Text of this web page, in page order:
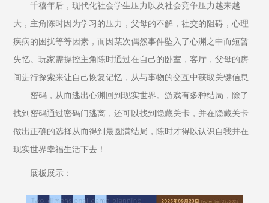
千禧年后，现代化社会学生压力以及社会竞争压力越来越
大，主角陈时因为学习的压力，父母的不解，社交的阻碍，心理
疾病的困扰等等因素，而因某次偶然事件坠入了心渊之中而短暂
失忆。玩家需操控主角陈时通过在自己的卧室，客厅，父母的房
间进行探索来让自己恢复记忆，从与事物的交互中获取关键信息
——密码，从而逃出心渊回到现实世界。游戏有多种结局，除了
找到密码通过密码门逃离，还可以找到隐藏关卡，并在隐藏关卡
做出正确的选择从而得到最圆满结局，陈时才得以认识自我并在
现实世界幸福生活下去！
展板展示：